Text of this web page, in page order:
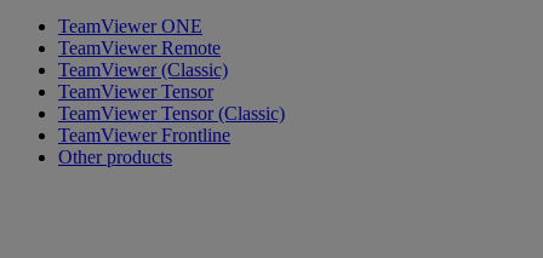
TeamViewer ONE
TeamViewer Remote
TeamViewer (Classic)
TeamViewer Tensor
TeamViewer Tensor (Classic)
TeamViewer Frontline
Other products